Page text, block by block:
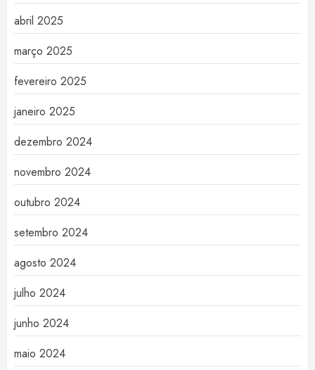
abril 2025
março 2025
fevereiro 2025
janeiro 2025
dezembro 2024
novembro 2024
outubro 2024
setembro 2024
agosto 2024
julho 2024
junho 2024
maio 2024